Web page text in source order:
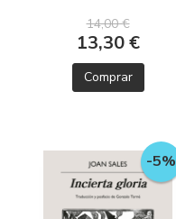
14,00 €
13,30 €
Comprar
-5%